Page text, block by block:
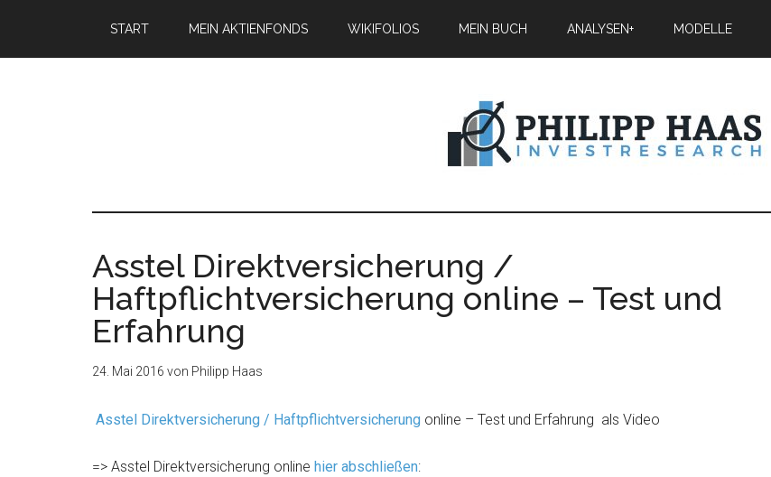
START MEIN AKTIENFONDS WIKIFOLIOS MEIN BUCH ANALYSEN+ MODELLE
Asstel Direktversicherung /
Haftpflichtversicherung online – Test und
Erfahrung
24. Mai 2016 von Philipp Haas
Asstel Direktversicherung / Haftpflichtversicherung online – Test und Erfahrung als Video
=> Asstel Direktversicherung online hier abschließen: